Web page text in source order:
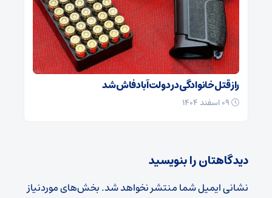
راز قتل خانوادگی در دولت‌آباد فاش شد
دیدگاهتان را بنویسید
نشانی ایمیل شما منتشر نخواهد شد.بخش‌های موردنیاز